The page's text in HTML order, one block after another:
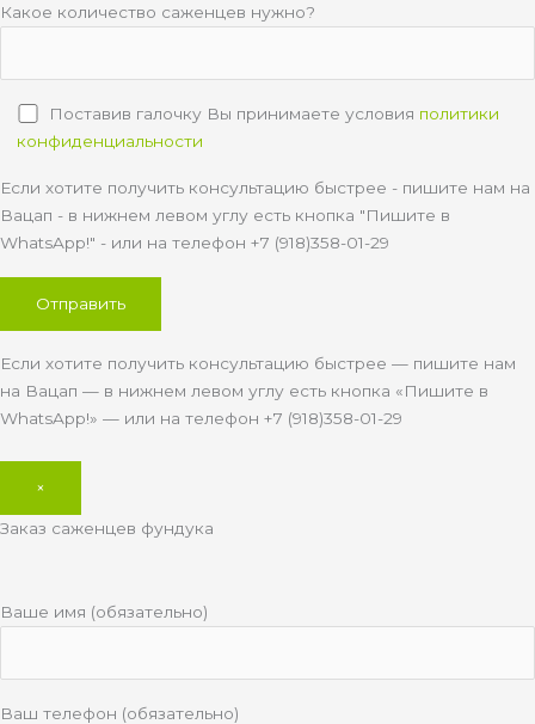
Какое количество саженцев нужно?
Поставив галочку Вы принимаете условия политики
конфиденциальности
Если хотите получить консультацию быстрее - пишите нам на
Вацап - в нижнем левом углу есть кнопка "Пишите в
WhatsApp!" - или на телефон +7 (918)358-01-29
Если хотите получить консультацию быстрее — пишите нам
на Вацап — в нижнем левом углу есть кнопка «Пишите в
WhatsApp!» — или на телефон +7 (918)358-01-29
×
Заказ саженцев фундука
Ваше имя (обязательно)
Ваш телефон (обязательно)